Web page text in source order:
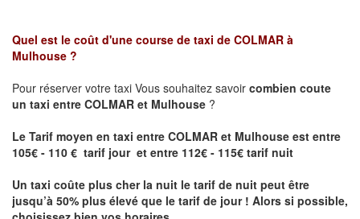
Quel est le coût d'une course de taxi de COLMAR à
Mulhouse ?
Pour réserver votre taxi Vous souhaitez savoir combien coute
un taxi entre COLMAR et Mulhouse ?
Le Tarif moyen en taxi entre COLMAR et Mulhouse est entre
105€ - 110 € tarif jour et entre 112€ - 115€ tarif nuit
Un taxi coûte plus cher la nuit le tarif de nuit peut être
jusqu’à 50% plus élevé que le tarif de jour ! Alors si possible,